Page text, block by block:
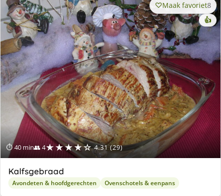
⏱ 40 min👥 4★★★★☆ 4.31 (29)
Maak favoriet8
👍
Kalfsgebraad
Avondeten & hoofdgerechten Ovenschotels & eenpans